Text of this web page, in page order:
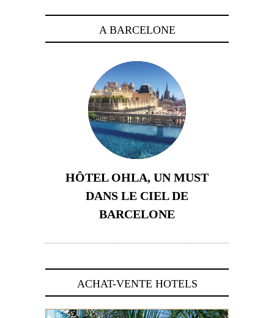
A BARCELONE
HÔTEL OHLA, UN MUST
DANS LE CIEL DE
BARCELONE
ACHAT-VENTE HOTELS